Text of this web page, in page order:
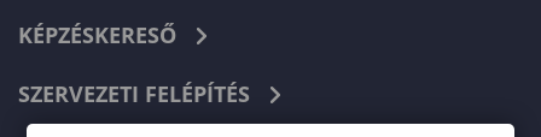
KÉPZÉSKERESŐ
SZERVEZETI FELÉPÍTÉS